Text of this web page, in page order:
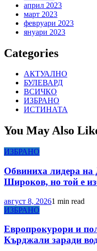
април 2023
март 2023
февруари 2023
януари 2023
Categories
АКТУАЛНО
БУЛЕВАРД
ВСИЧКО
ИЗБРАНО
ИСТИНАТА
You May Also
ИЗБРАНО
Обвиниха лидера
Широков, но той е
август 8, 20261 min read
ИЗБРАНО
Европрокурори и
Кърджали заради